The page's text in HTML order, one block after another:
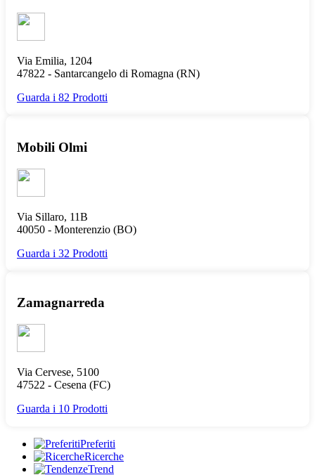
Via Emilia, 1204
47822 - Santarcangelo di Romagna (RN)
Guarda i 82 Prodotti
Mobili Olmi
Via Sillaro, 11B
40050 - Monterenzio (BO)
Guarda i 32 Prodotti
Zamagnarreda
Via Cervese, 5100
47522 - Cesena (FC)
Guarda i 10 Prodotti
Preferiti
Ricerche
Trend